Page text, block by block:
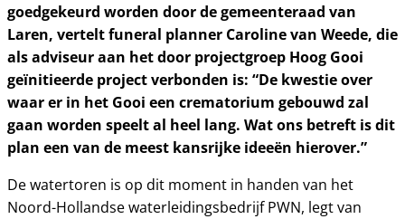
goedgekeurd worden door de gemeenteraad van
Laren, vertelt funeral planner Caroline van Weede, die
als adviseur aan het door projectgroep Hoog Gooi
geïnitieerde project verbonden is: “De kwestie over
waar er in het Gooi een crematorium gebouwd zal
gaan worden speelt al heel lang. Wat ons betreft is dit
plan een van de meest kansrijke ideeën hierover.”
De watertoren is op dit moment in handen van het
Noord-Hollandse waterleidingsbedrijf PWN, legt van